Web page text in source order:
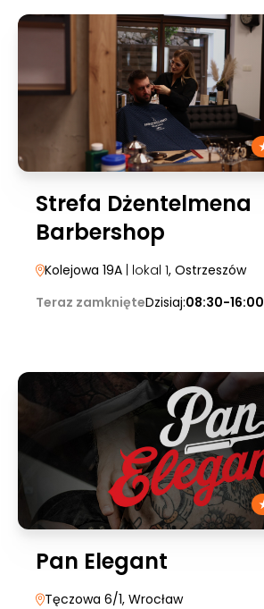
Strefa Dżentelmena
Barbershop
Kolejowa 19A | lokal 1, Ostrzeszów
Teraz zamknięteDzisiaj:08:30-16:00
Pan Elegant
Tęczowa 6/1, Wrocław